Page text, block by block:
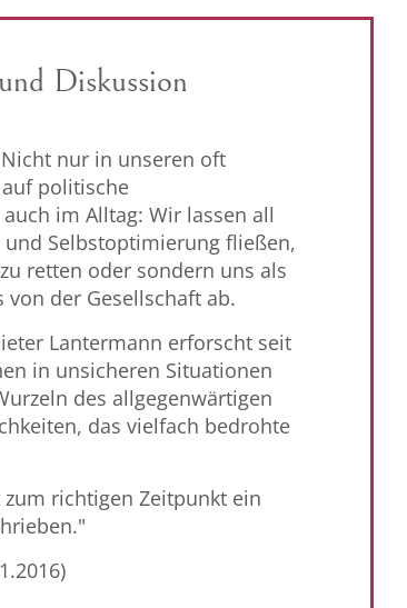
Diskussion
nur in unseren oft
politische
im Alltag: Wir lassen all
Selbstoptimierung fließen,
retten oder sondern uns als
von der Gesellschaft ab.
Lantermann erforscht seit
in unsicheren Situationen
des allgegenwärtigen
das vielfach bedrohte
richtigen Zeitpunkt ein